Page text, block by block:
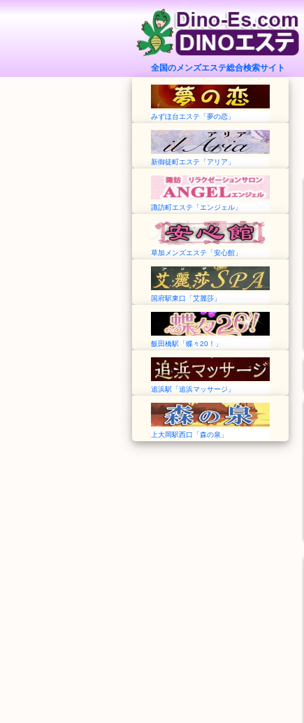
全国のメンズエステ総合検索サイト
みずほ台エステ「夢の恋」
新御徒町エステ「アリア」
諏訪町エステ「エンジェル」
草加メンズエステ「安心館」
国府駅東口「艾麗莎」
飯田橋駅「蝶々20！」
追浜駅「追浜マッサージ」
上大岡駅西口「森の泉」
Angel エンジェル